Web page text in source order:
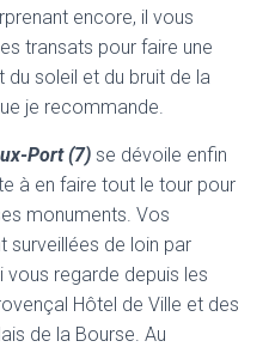
encore, il vous
transats pour faire une
soleil et du bruit de la
je recommande.
Port (7) se dévoile enfin
à en faire tout le tour pour
monuments. Vos
surveillées de loin par
vous regarde depuis les
Hôtel de Ville et des
de la Bourse. Au